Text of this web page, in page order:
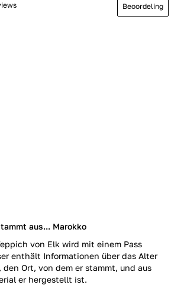
aus... Marokko
von Elk wird mit einem Pass
enthält Informationen über das Alter
den Ort, von dem er stammt, und aus
er hergestellt ist.
Beoordeling